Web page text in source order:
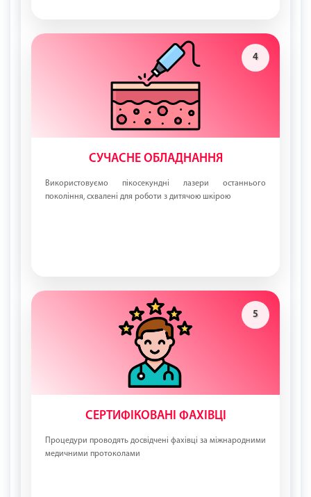
4
СУЧАСНЕ ОБЛАДНАННЯ
Використовуємо пікосекундні лазери останнього
покоління, схвалені для роботи з дитячою шкірою
5
СЕРТИФІКОВАНІ ФАХІВЦІ
Процедури проводять досвідчені фахівці за міжнародними
медичними протоколами